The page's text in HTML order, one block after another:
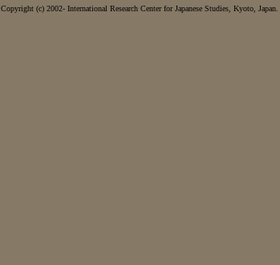
Copyright (c) 2002- International Research Center for Japanese Studies, Kyoto,